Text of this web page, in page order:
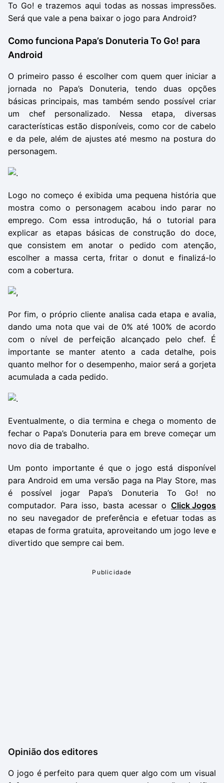
To Go! e trazemos aqui todas as nossas impressões.
Será que vale a pena baixar o jogo para Android?
Como funciona Papa’s Donuteria To Go! para
Android
O primeiro passo é escolher com quem quer iniciar a
jornada no Papa’s Donuteria, tendo duas opções
básicas principais, mas também sendo possível criar
um chef personalizado. Nessa etapa, diversas
características estão disponíveis, como cor de cabelo
e da pele, além de ajustes até mesmo na postura do
personagem.
Logo no começo é exibida uma pequena história que
mostra como o personagem acabou indo parar no
emprego. Com essa introdução, há o tutorial para
explicar as etapas básicas de construção do doce,
que consistem em anotar o pedido com atenção,
escolher a massa certa, fritar o donut e finalizá-lo
com a cobertura.
Por fim, o próprio cliente analisa cada etapa e avalia,
dando uma nota que vai de 0% até 100% de acordo
com o nível de perfeição alcançado pelo chef. É
importante se manter atento a cada detalhe, pois
quanto melhor for o desempenho, maior será a gorjeta
acumulada a cada pedido.
Eventualmente, o dia termina e chega o momento de
fechar o Papa’s Donuteria para em breve começar um
novo dia de trabalho.
Um ponto importante é que o jogo está disponível
para Android em uma versão paga na Play Store, mas
é possível jogar Papa’s Donuteria To Go! no
computador. Para isso, basta acessar o Click Jogos
no seu navegador de preferência e efetuar todas as
etapas de forma gratuita, aproveitando um jogo leve e
divertido que sempre cai bem.
Opinião dos editores
O jogo é perfeito para quem quer algo com um visual